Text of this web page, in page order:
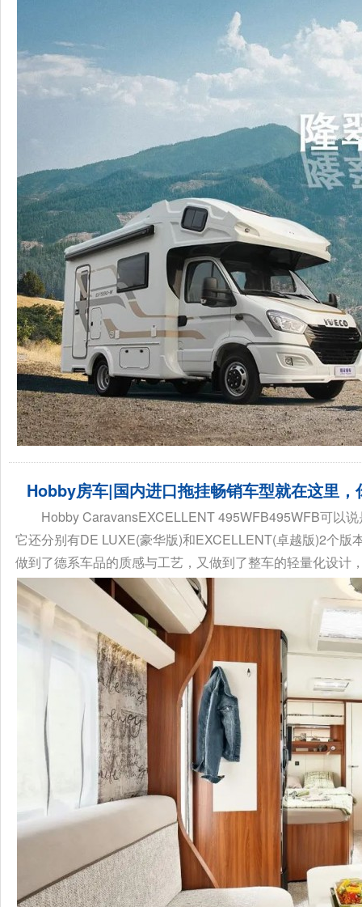
Hobby房车|国内进口拖挂畅销车型就在这里，
Hobby CaravansEXCELLENT 495WFB495WFB可以
它还分别有DE LUXE(豪华版)和EXCELLENT(卓越版)2个
做到了德系车品的质感与工艺，又做到了整车的轻量化设计